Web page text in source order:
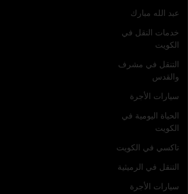
عبد الله مبارك
خدمات النقل في
الكويت
التنقل في مشرف
والقدس
سيارات الأجرة
الحياة اليومية في
الكويت
تاكسي في الكويت
التنقل في الرميثية
سيارات الأجرة